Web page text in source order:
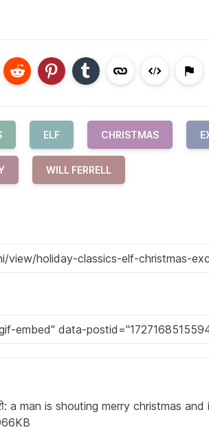
ELF CHRISTMAS
WILL FERRELL
a man is shouting merry christmas